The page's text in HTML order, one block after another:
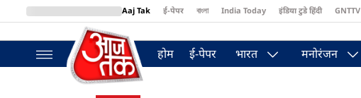
Aaj Tak ई-पेपर বাংলা India Today इंडिया टुडे हिंदी GNTTV
BT Bazaar
होम ई-पेपर भारत मनोरंजन